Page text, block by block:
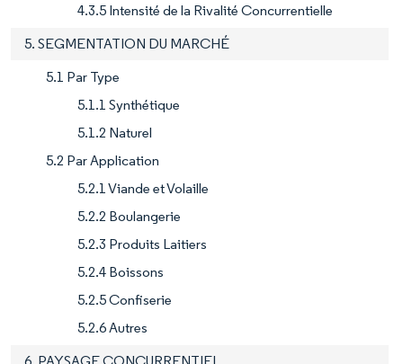
4.3.5 Intensité de la Rivalité Concurrentielle
5. SEGMENTATION DU MARCHÉ
5.1 Par Type
5.1.1 Synthétique
5.1.2 Naturel
5.2 Par Application
5.2.1 Viande et Volaille
5.2.2 Boulangerie
5.2.3 Produits Laitiers
5.2.4 Boissons
5.2.5 Confiserie
5.2.6 Autres
6. PAYSAGE CONCURRENTIEL